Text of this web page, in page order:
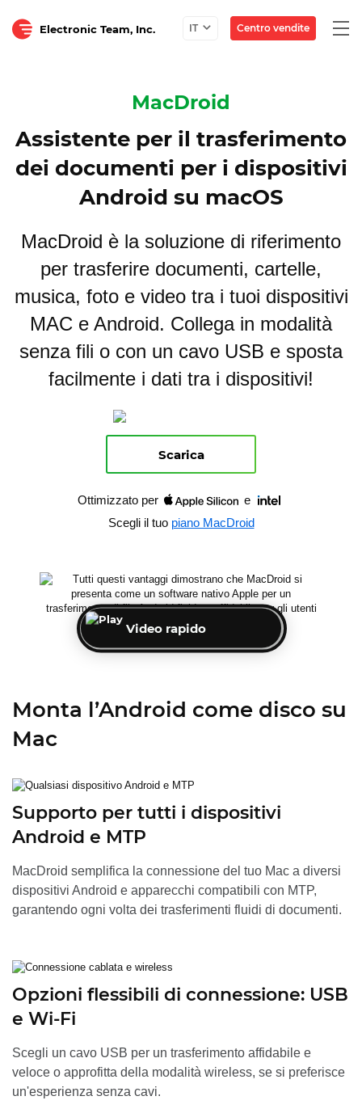
Electronic Team, Inc. IT Centro vendite
MacDroid
Assistente per il trasferimento
dei documenti per i dispositivi
Android su macOS
MacDroid è la soluzione di riferimento
per trasferire documenti, cartelle,
musica, foto e video tra i tuoi dispositivi
MAC e Android. Collega in modalità
senza fili o con un cavo USB e sposta
facilmente i dati tra i dispositivi!
Scarica
Ottimizzato per
e
Scegli il tuo piano MacDroid
Video rapido
Monta l’Android come disco su
Mac
Supporto per tutti i dispositivi
Android e MTP
MacDroid semplifica la connessione del tuo Mac a diversi
dispositivi Android e apparecchi compatibili con MTP,
garantendo ogni volta dei trasferimenti fluidi di documenti.
Opzioni flessibili di connessione: USB
e Wi-Fi
Scegli un cavo USB per un trasferimento affidabile e
veloce o approfitta della modalità wireless, se si preferisce
un'esperienza senza cavi.